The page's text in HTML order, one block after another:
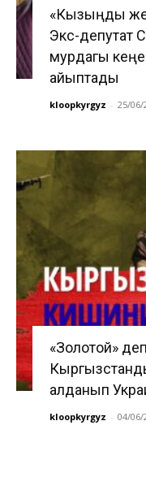
«Кызыңды
Экс-депутат
мурдагы
айыптады
kloopkyrgyz - 25/06/
«Золотой»
алданып
kloopkyrgyz - 04/06/